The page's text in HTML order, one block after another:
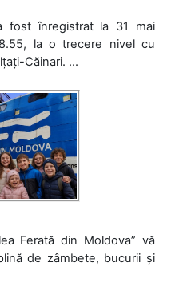
fost înregistrat la 31 mai
la o trecere nivel cu
Căinari. ...
Ferată din Moldova” vă
de zâmbete, bucurii și